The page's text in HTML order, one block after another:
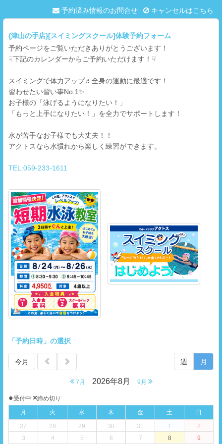
予約済み情報のお問合せ キャンセルはこちら
{津山の手店}[スイミングスクール]体験予約フォーム
予約ページをご覧いただきありがとうございます！
☟下記のカレンダーからご予約いただけます！☟
スイミングで体力アップ♬全身の運動に最適です！
習わせたい習い事No.1✨
お子様の「泳げるようになりたい！」
「もっと上手になりたい！」を全力でサポートします！
水が苦手なお子様でも大丈夫！！
アクトスなら水慣れから楽しく練習ができます。
TEL:059-233-1611
「予約日時」の選択
今月
7月 2026年8月 9月
週 月
●受付中 ×締め切り
月
火 水 木 金 土
日
27
28 29 30 31 1
2
3
4 5 6 7 8 9